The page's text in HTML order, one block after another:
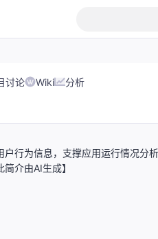
讨论 Wiki 分析
行为信息，支撑应用运行情况分
介由AI生成】